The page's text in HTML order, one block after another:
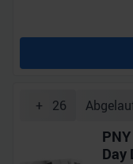
+ 26
Day